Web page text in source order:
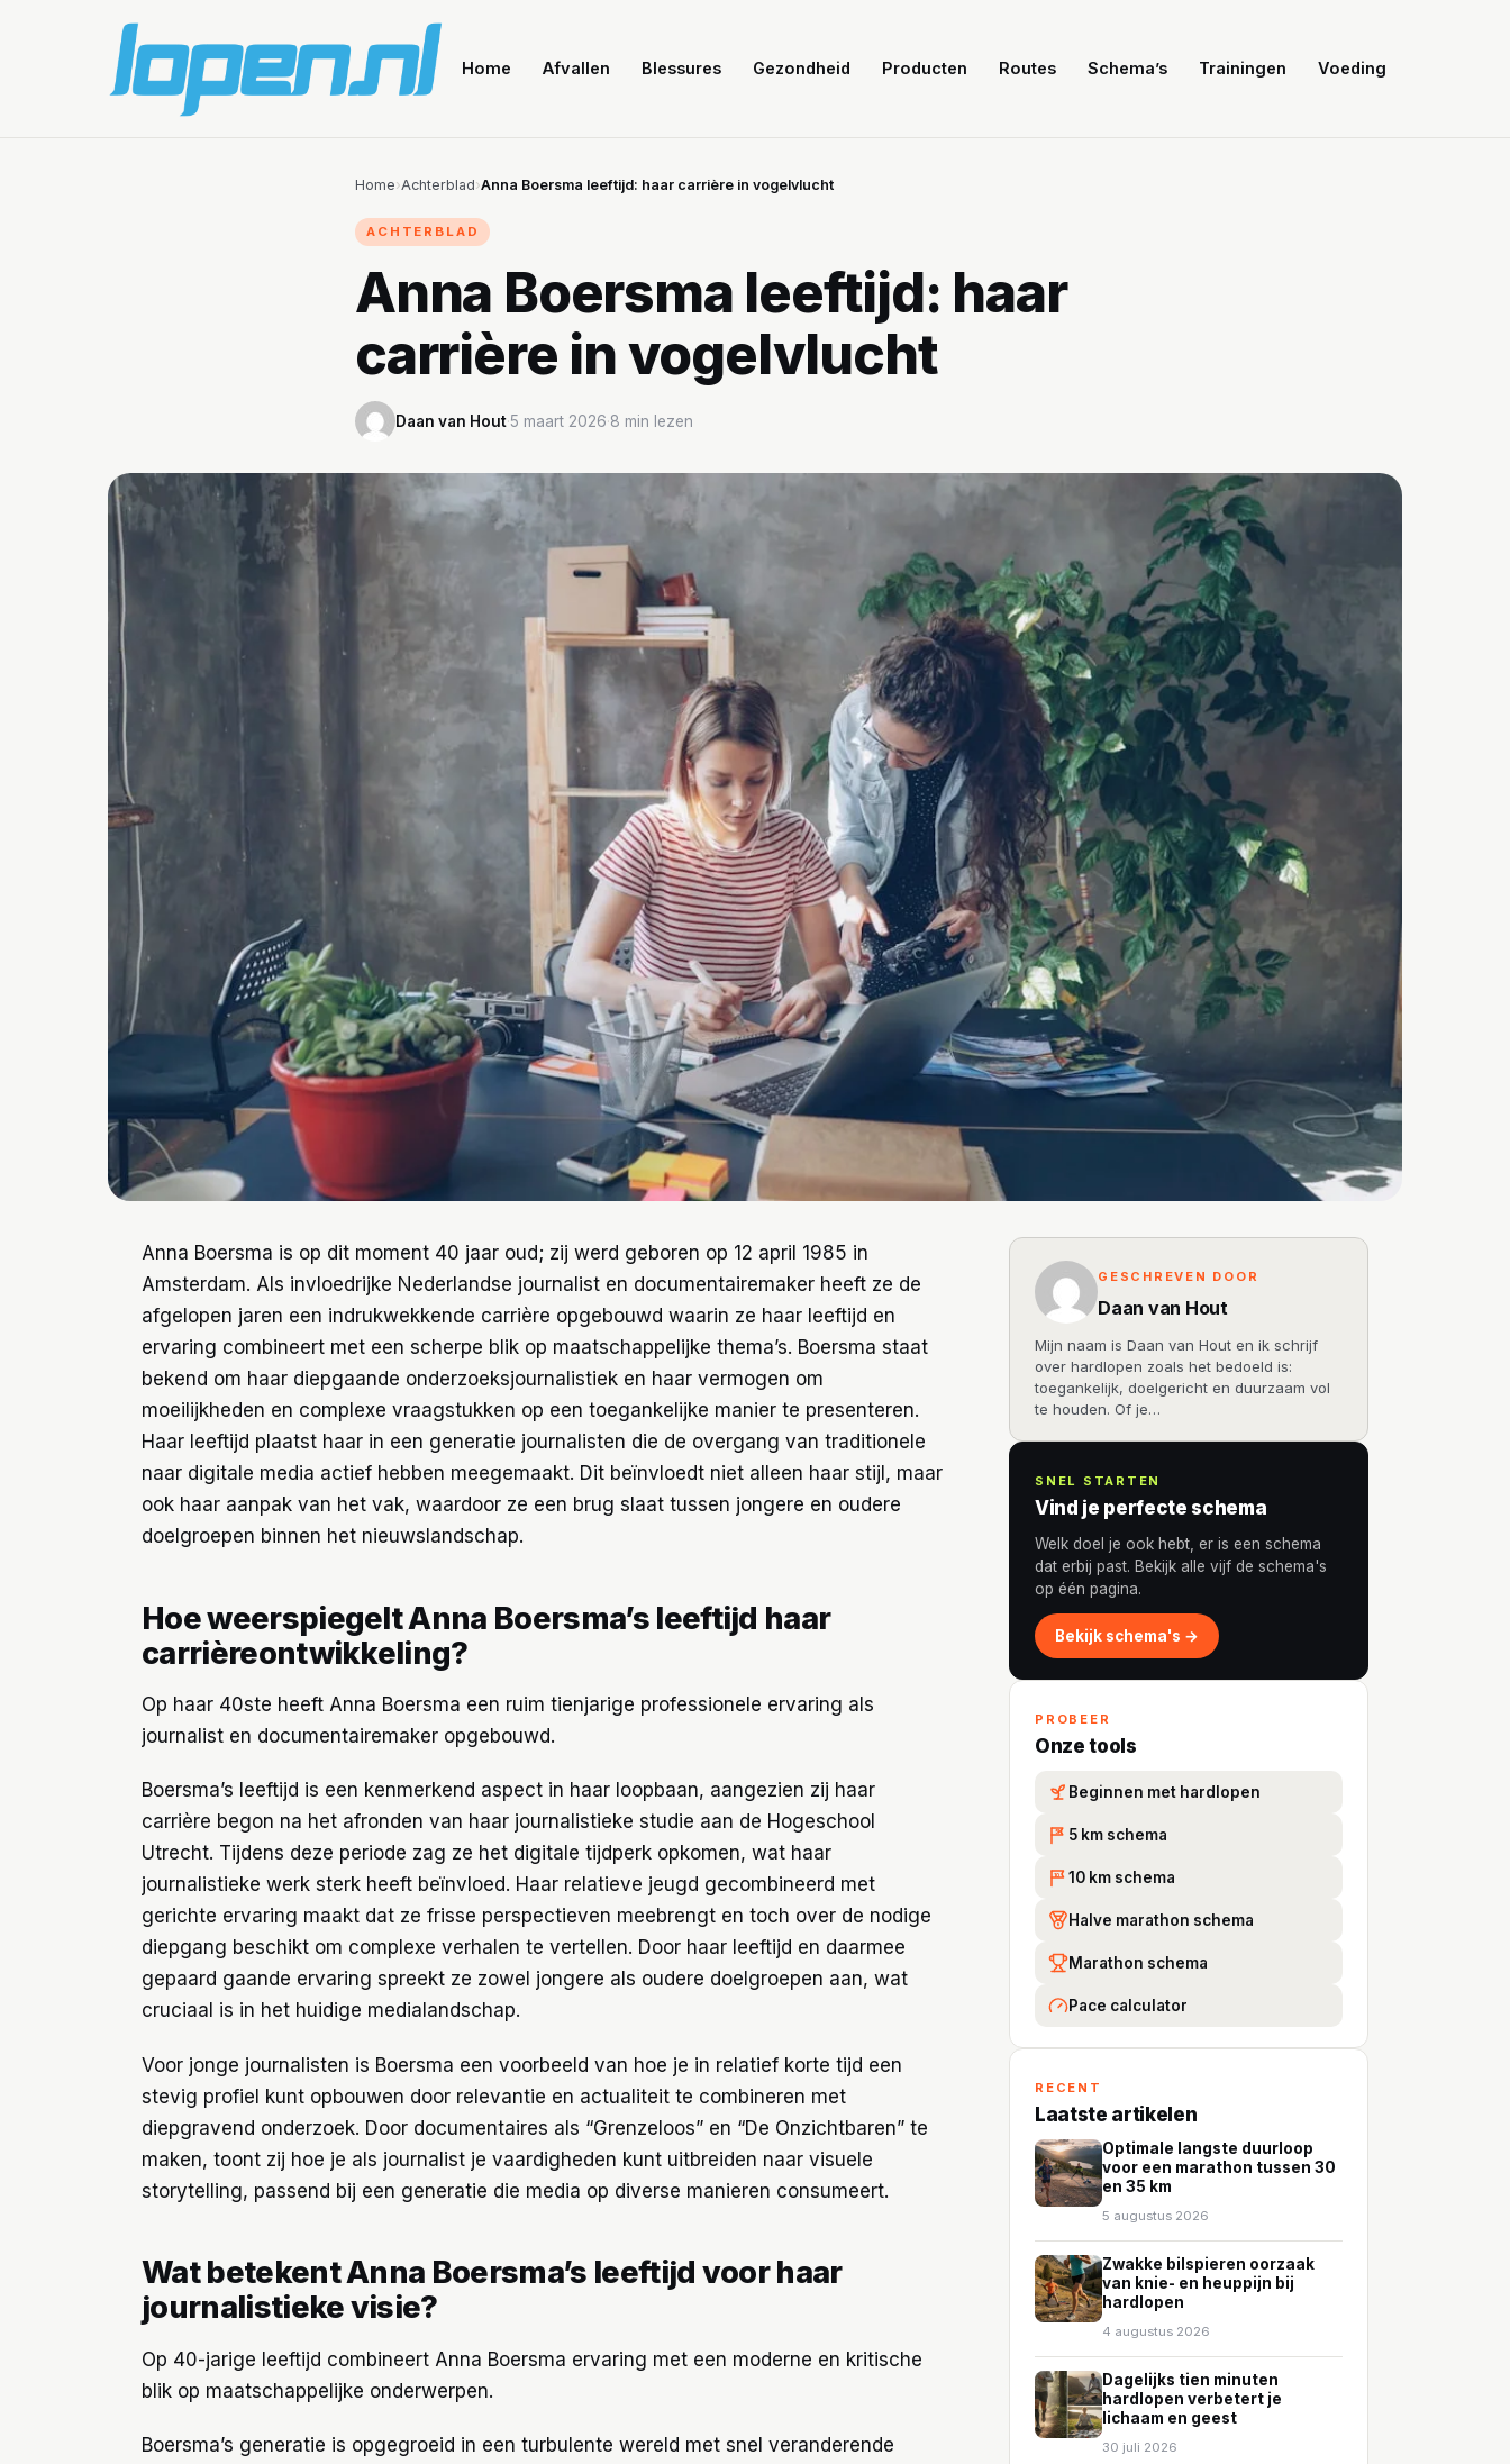
Home Afvallen Blessures Gezondheid Producten Routes Schema’s Trainingen Voeding
Home›Achterblad›Anna Boersma leeftijd: haar carrière in vogelvlucht
ACHTERBLAD
Anna Boersma leeftijd: haar
carrière in vogelvlucht
Daan van Hout·5 maart 2026·8 min lezen
Anna Boersma is op dit moment 40 jaar oud; zij werd geboren op 12 april 1985 in
Amsterdam. Als invloedrijke Nederlandse journalist en documentairemaker heeft ze de
afgelopen jaren een indrukwekkende carrière opgebouwd waarin ze haar leeftijd en
ervaring combineert met een scherpe blik op maatschappelijke thema’s. Boersma staat
bekend om haar diepgaande onderzoeksjournalistiek en haar vermogen om
moeilijkheden en complexe vraagstukken op een toegankelijke manier te presenteren.
Haar leeftijd plaatst haar in een generatie journalisten die de overgang van traditionele
naar digitale media actief hebben meegemaakt. Dit beïnvloedt niet alleen haar stijl, maar
ook haar aanpak van het vak, waardoor ze een brug slaat tussen jongere en oudere
doelgroepen binnen het nieuwslandschap.
Hoe weerspiegelt Anna Boersma’s leeftijd haar
carrièreontwikkeling?
Op haar 40ste heeft Anna Boersma een ruim tienjarige professionele ervaring als
journalist en documentairemaker opgebouwd.
Boersma’s leeftijd is een kenmerkend aspect in haar loopbaan, aangezien zij haar
carrière begon na het afronden van haar journalistieke studie aan de Hogeschool
Utrecht. Tijdens deze periode zag ze het digitale tijdperk opkomen, wat haar
journalistieke werk sterk heeft beïnvloed. Haar relatieve jeugd gecombineerd met
gerichte ervaring maakt dat ze frisse perspectieven meebrengt en toch over de nodige
diepgang beschikt om complexe verhalen te vertellen. Door haar leeftijd en daarmee
gepaard gaande ervaring spreekt ze zowel jongere als oudere doelgroepen aan, wat
cruciaal is in het huidige medialandschap.
Voor jonge journalisten is Boersma een voorbeeld van hoe je in relatief korte tijd een
stevig profiel kunt opbouwen door relevantie en actualiteit te combineren met
diepgravend onderzoek. Door documentaires als “Grenzeloos” en “De Onzichtbaren” te
maken, toont zij hoe je als journalist je vaardigheden kunt uitbreiden naar visuele
storytelling, passend bij een generatie die media op diverse manieren consumeert.
Wat betekent Anna Boersma’s leeftijd voor haar
journalistieke visie?
Op 40-jarige leeftijd combineert Anna Boersma ervaring met een moderne en kritische
blik op maatschappelijke onderwerpen.
Boersma’s generatie is opgegroeid in een turbulente wereld met snel veranderende
GESCHREVEN DOOR
Daan van Hout
Mijn naam is Daan van Hout en ik schrijf
over hardlopen zoals het bedoeld is:
toegankelijk, doelgericht en duurzaam vol
te houden. Of je…
SNEL STARTEN
Vind je perfecte schema
Welk doel je ook hebt, er is een schema
dat erbij past. Bekijk alle vijf de schema's
op één pagina.
Bekijk schema's →
PROBEER
Onze tools
Beginnen met hardlopen
5K 5 km schema
10 10 km schema
Halve marathon schema
Marathon schema
Pace calculator
RECENT
Laatste artikelen
Optimale langste duurloop
voor een marathon tussen 30
en 35 km
5 augustus 2026
Zwakke bilspieren oorzaak
van knie- en heuppijn bij
hardlopen
4 augustus 2026
Dagelijks tien minuten
hardlopen verbetert je
lichaam en geest
30 juli 2026